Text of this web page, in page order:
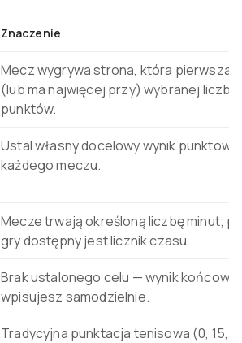
Znaczenie
Mecz wygrywa strona, która pierwsza
(lub ma najwięcej przy) wybranej liczbie
punktów.
Ustal własny docelowy wynik punktowy
każdego meczu.
Mecze trwają określoną liczbę minut;
gry dostępny jest licznik czasu.
Brak ustalonego celu — wynik końcowy
wpisujesz samodzielnie.
Tradycyjna punktacja tenisowa (0, 15,